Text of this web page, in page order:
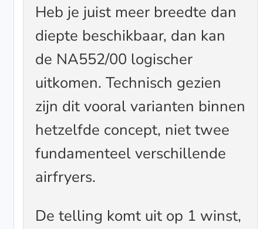
Heb je juist meer breedte dan
diepte beschikbaar, dan kan
de NA552/00 logischer
uitkomen. Technisch gezien
zijn dit vooral varianten binnen
hetzelfde concept, niet twee
fundamenteel verschillende
airfryers.
De telling komt uit op 1 winst,